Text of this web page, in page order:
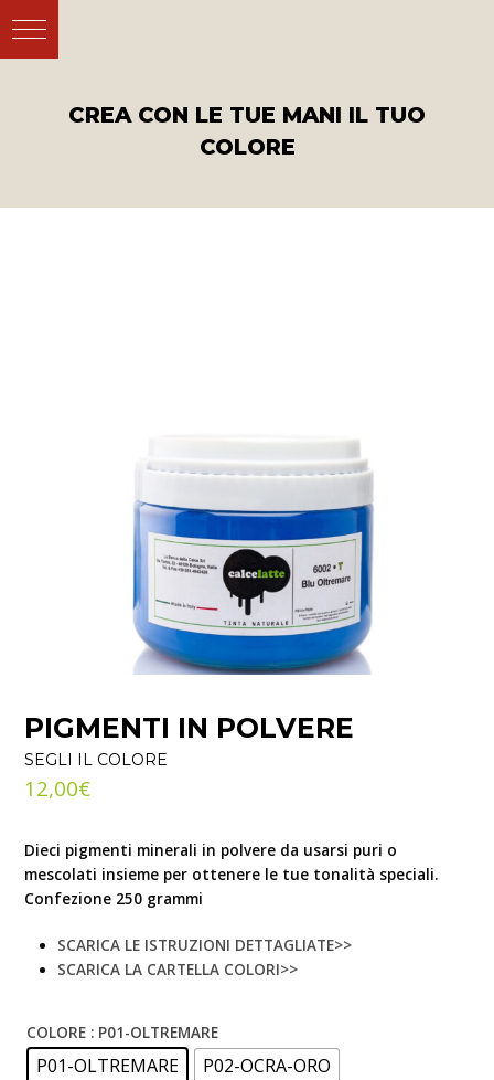
CREA CON LE TUE MANI IL TUO
COLORE
PIGMENTI IN POLVERE
SEGLI IL COLORE
12,00€
Dieci pigmenti minerali in polvere da usarsi puri o
mescolati insieme per ottenere le tue tonalità speciali.
Confezione 250 grammi
SCARICA LE ISTRUZIONI DETTAGLIATE>>
SCARICA LA CARTELLA COLORI>>
COLORE : P01-OLTREMARE
P01-OLTREMARE
P02-OCRA-ORO